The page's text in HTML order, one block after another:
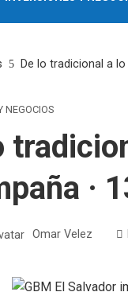
De lo tradicional a
NEGOCIOS
·
Omar Velez